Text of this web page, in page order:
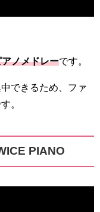
ノメドレーです。
できるため、ファ
。
PIANO